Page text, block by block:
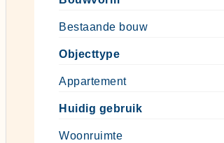
Bestaande bouw
Objecttype
Appartement
Huidig gebruik
Woonruimte